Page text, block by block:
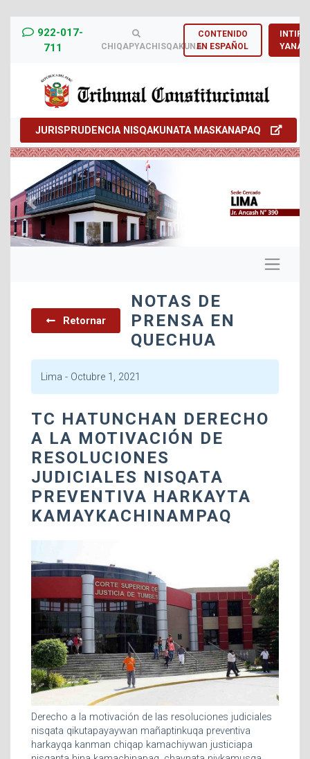
922-017-
711
CHIQAPYACHISQAKUNA
CONTENIDO
EN ESPAÑOL
JURISPRUDENCIA NISQAKUNATA MASKANAPAQ
Previous Next
Retornar
NOTAS DE
PRENSA EN
QUECHUA
Lima - Octubre 1, 2021
TC HATUNCHAN DERECHO
A LA MOTIVACIÓN DE
RESOLUCIONES
JUDICIALES NISQATA
PREVENTIVA HARKAYTA
KAMAYKACHINAMPAQ
Derecho a la motivación de las resoluciones judiciales
nisqata qikutapayaywan mañaptinkuqa preventiva
harkayqa kanman chiqap kamachiywan justiciapa